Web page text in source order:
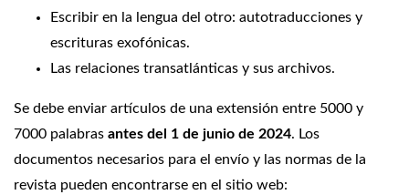
Escribir en la lengua del otro: autotraducciones y
escrituras exofónicas.
Las relaciones transatlánticas y sus archivos.
Se debe enviar artículos de una extensión entre 5000 y
7000 palabras antes del 1 de junio de 2024. Los
documentos necesarios para el envío y las normas de la
revista pueden encontrarse en el sitio web: